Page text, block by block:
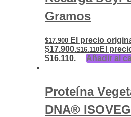
Gramos
$17.900 El precio
$17.900.$16.110 El
$16.110.
Añadir al
Proteína
DNA®